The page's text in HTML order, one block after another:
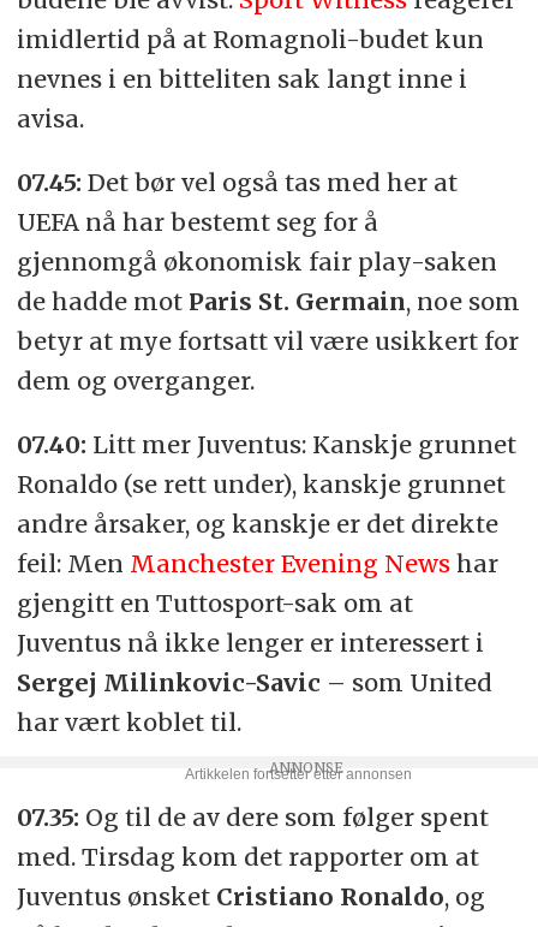
imidlertid på at Romagnoli-budet kun
nevnes i en bitteliten sak langt inne i
avisa.
07.45: Det bør vel også tas med her at
UEFA nå har bestemt seg for å
gjennomgå økonomisk fair play-saken
de hadde mot Paris St. Germain, noe som
betyr at mye fortsatt vil være usikkert for
dem og overganger.
07.40: Litt mer Juventus: Kanskje grunnet
Ronaldo (se rett under), kanskje grunnet
andre årsaker, og kanskje er det direkte
feil: Men Manchester Evening Newshar
gjengitt en Tuttosport-sak om at
Juventus nå ikke lenger er interessert i
Sergej Milinkovic-Savic – som United
har vært koblet til.
07.35: Og til de av dere som følger spent
med. Tirsdag kom det rapporter om at
Juventus ønsket Cristiano Ronaldo, og